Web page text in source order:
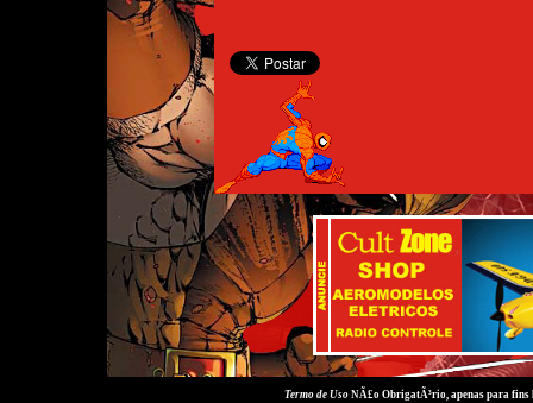
Termo de UsoNÃ£o ObrigatÃ³rio, apenas para